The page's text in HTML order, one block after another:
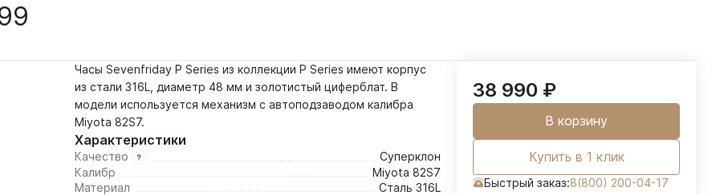
Часы Sevenfriday P Series из коллекции P Series имеют корпус
из стали 316L, диаметр 48 мм и золотистый циферблат. В
модели используется механизм с автоподзаводом калибра
Miyota 82S7.
Характеристики
Качество
Суперклон
Калибр
Miyota 82S7
Материал
Сталь 316L
38 990 ₽
В корзину
Купить в 1 клик
Быстрый заказ:8(800) 200-04-17